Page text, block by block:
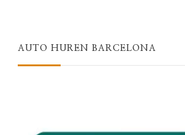
AUTO HUREN BARCELONA